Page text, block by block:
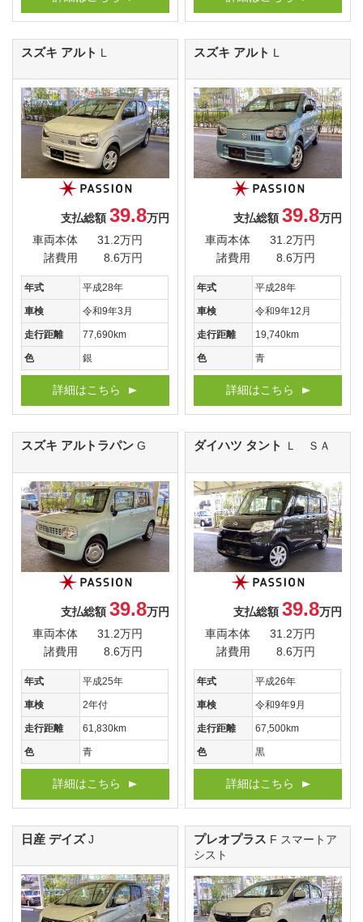
スズキ アルト
支払総額 39.8万円
車両本体
31.2万円
諸費用
8.6万円
年式 平成28年
車検 令和9年3月
走行距離 77,690km
色 銀
詳細はこちら
スズキ アルト
支払総額 39.8万円
車両本体
31.2万円
諸費用
8.6万円
年式 平成28年
車検 令和9年12月
走行距離 19,740km
色 青
詳細はこちら
スズキ アルトラパンG
支払総額 39.8万円
車両本体
31.2万円
諸費用
8.6万円
年式 平成25年
車検 2年付
走行距離 61,830km
色 青
詳細はこちら
ダイハツ タント Ｌ ＳＡ
支払総額 39.8万円
車両本体
31.2万円
諸費用
8.6万円
年式 平成26年
車検 令和9年9月
走行距離 67,500km
色 黒
詳細はこちら
日産 デイズJ プレオプラス F スマートア
シスト